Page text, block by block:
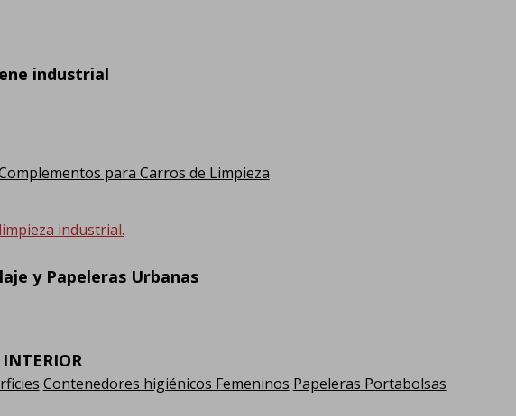
industrial
para Carros de Limpieza
industrial.
y Papeleras Urbanas
Contenedores higiénicos Femeninos Papeleras Portabolsas